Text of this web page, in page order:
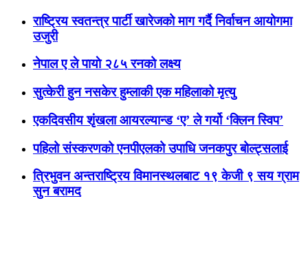
राष्ट्रिय स्वतन्त्र पार्टी खारेजको माग गर्दै निर्वाचन आयोगमा
उजुरी
नेपाल ए ले पायाे २८५ रनको लक्ष्य
सुत्केरी हुन नसकेर हुम्लाकी एक महिलाको मृत्यु
एकदिवसीय शृंखला आयरल्यान्ड ‘ए’ ले गर्यो ‘क्लिन स्विप’
पहिलो संस्करणको एनपीएलको उपाधि जनकपुर बोल्ट्सलाई
त्रिभुवन अन्तराष्ट्रिय विमानस्थलबाट १९ केजी ९ सय ग्राम
सुन बरामद